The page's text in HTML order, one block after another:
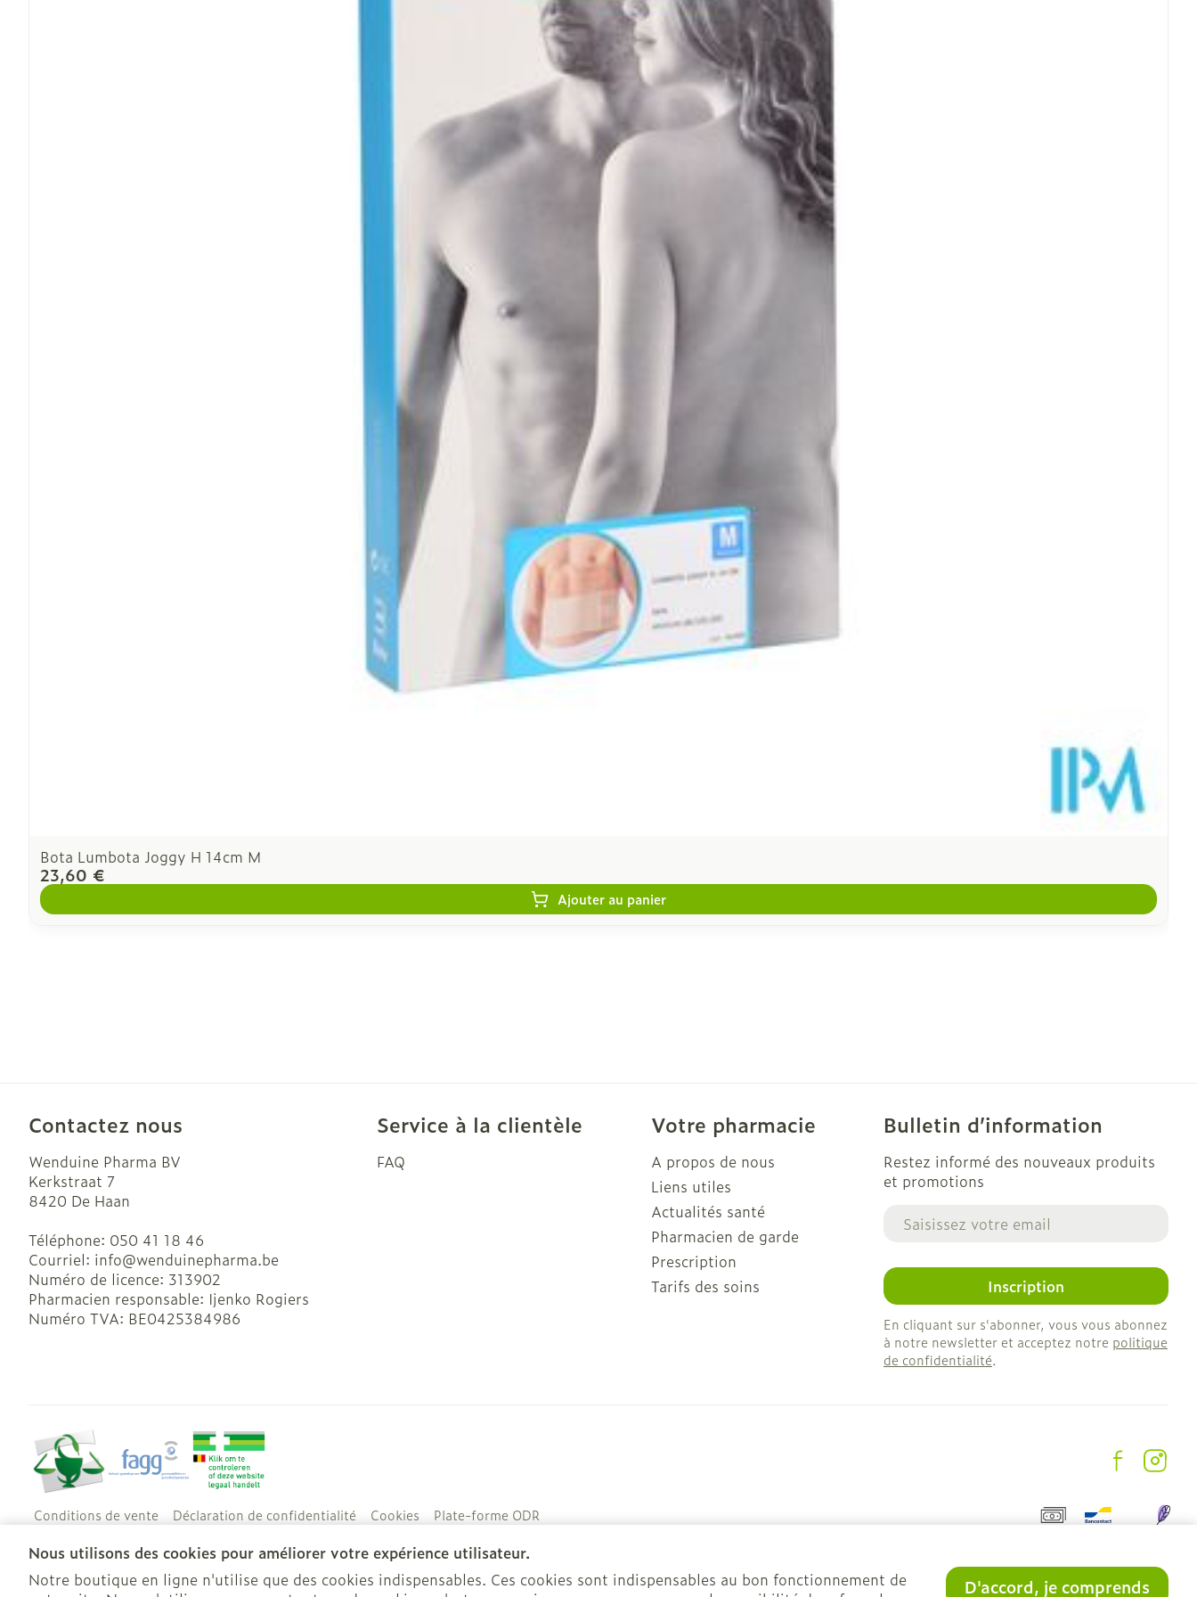
Nous utilisons des cookies pour améliorer votre expérience utilisateur.
Notre boutique en ligne n'utilise que des cookies indispensables. Ces cookies sont indispensables au bon fonctionnement de
D'accord, je comprends
Bota Lumbota Joggy H 14cm M
23,60 €
Ajouter au panier
Contactez nous
Wenduine Pharma BV
Kerkstraat 7
8420 De Haan
Téléphone: 050 41 18 46
Courriel: info@wenduinepharma.be
Numéro de licence: 313902
Pharmacien responsable: Ijenko Rogiers
Numéro TVA: BE0425384986
Service à la clientèle
FAQ
Votre pharmacie
A propos de nous
Liens utiles
Actualités santé
Pharmacien de garde
Prescription
Tarifs des soins
Bulletin d’information
Restez informé des nouveaux produits
et promotions
Inscription
En cliquant sur s'abonner, vous vous abonnez
à notre newsletter et acceptez notre politique
de confidentialité.
Conditions de vente Déclaration de confidentialité Cookies Plate-forme ODR